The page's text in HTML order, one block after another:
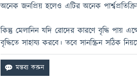
অনেক জনপ্রিয় হলেও এটির অনেক
কিন্তু মেলানিন যদি রোদের কারণে বৃদ্ধি পায়
বৃদ্ধিতে সাহায্য করবে। তবে সানস্ক্রিন সঠিক